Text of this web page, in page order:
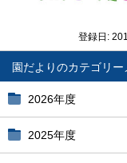
園だより
2026年度
2025年度
登録日: